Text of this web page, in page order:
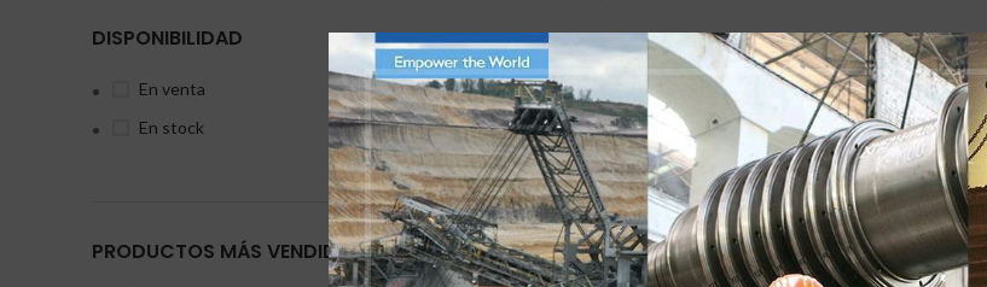
DISPONIBILIDAD
En venta
En stock
PRODUCTOS MÁS VENDIDOS